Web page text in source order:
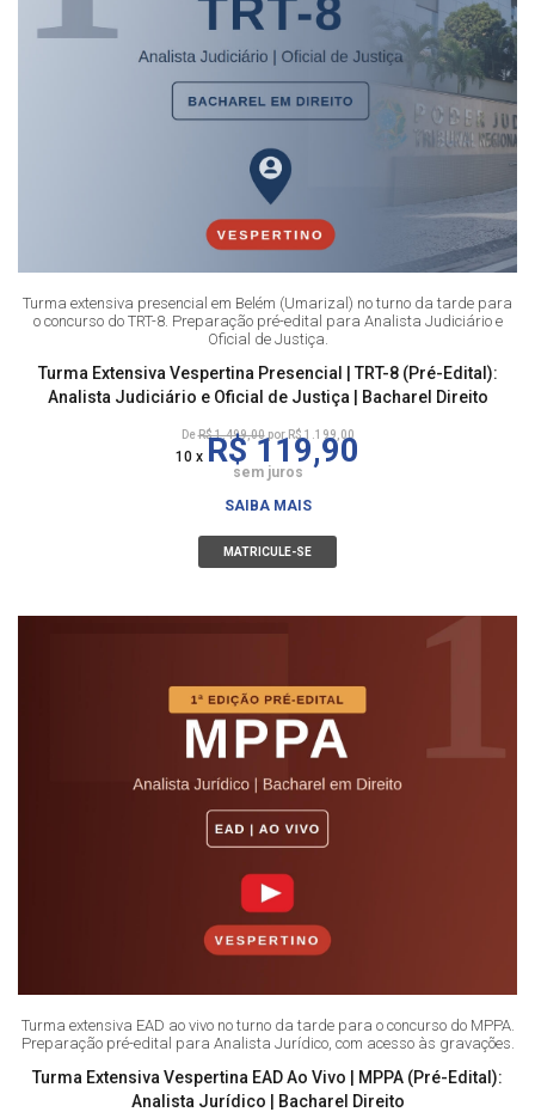
Turma extensiva presencial em Belém (Umarizal) no turno da tarde para
o concurso do TRT-8. Preparação pré-edital para Analista Judiciário e
Oficial de Justiça.
Turma Extensiva Vespertina Presencial | TRT-8 (Pré-Edital):
Analista Judiciário e Oficial de Justiça | Bacharel Direito
DeR$ 1.499,00por R$ 1.199,00
10 x R$ 119,90
sem juros
SAIBA MAIS
MATRICULE-SE
Turma extensiva EAD ao vivo no turno da tarde para o concurso do MPPA.
Preparação pré-edital para Analista Jurídico, com acesso às gravações.
Turma Extensiva Vespertina EAD Ao Vivo | MPPA (Pré-Edital):
Analista Jurídico | Bacharel Direito